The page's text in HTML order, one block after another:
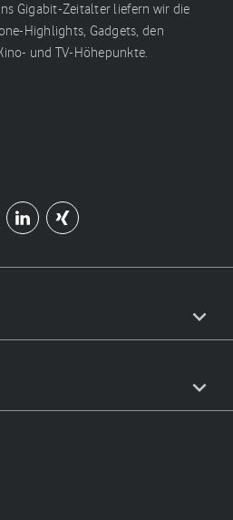
Gigabit-Zeitalter liefern wir die
Highlights, Gadgets, den
und TV-Höhepunkte.